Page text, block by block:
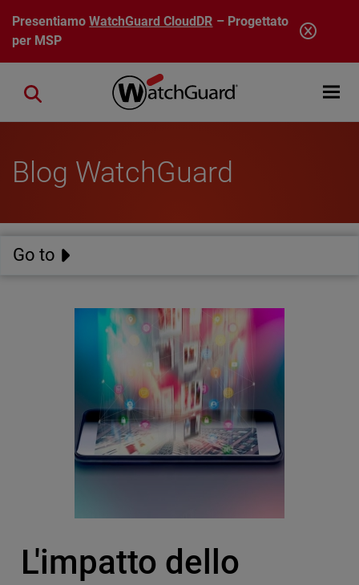
Salta al contenuto principale
PresentiamoWatchGuard CloudDR – Progettato
per MSP
Open
Close search
Blog WatchGuard
Go to
L'impatto dello